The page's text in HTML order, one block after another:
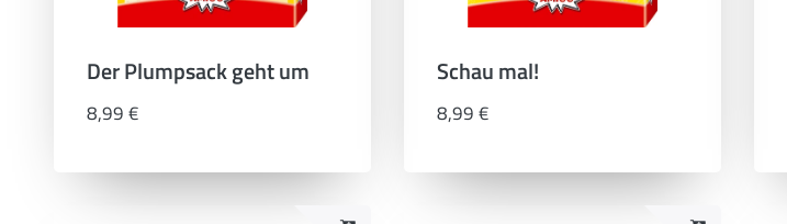
Der Plumpsack geht um
8,99 €
Schau mal!
8,99 €